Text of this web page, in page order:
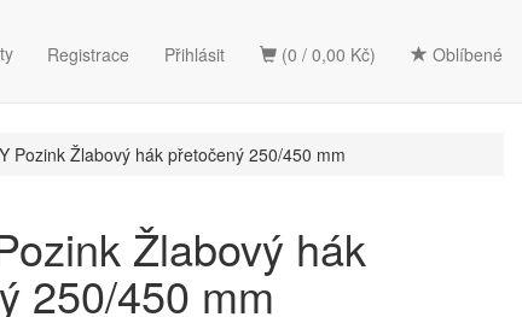
(0 / 0,00 Kč) Oblíbené
Registrace Přihlásit
Pozink Žlabový hák přetočený 250/450 mm
Žlabový hák
250/450 mm